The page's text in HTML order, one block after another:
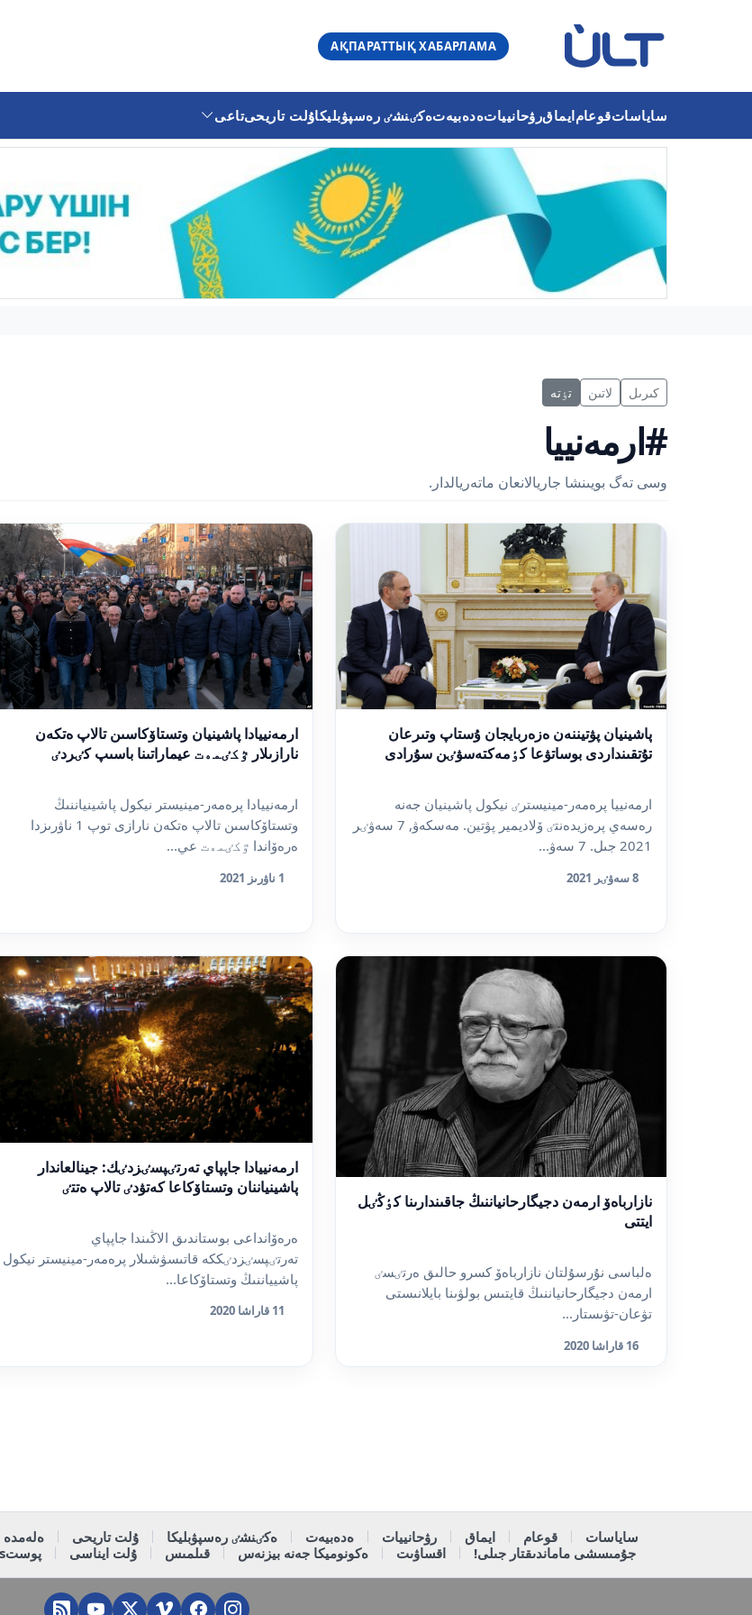
АҚПАРАТТЫҚ ХАБАРЛАМА
ساياساتقوعامايماقرۋحانيياتەدەبيەتەكٸنشٸ رەسپۋبليكاۇلت تاريحىتاعى
كىرىل لاتىن تٶتە
#ارمەنييا
وسى تەگ بويىنشا جاريالانعان ماتەريالدار.
پاشينيان پۋتيننەن ەزەربايجان ۇستاپ وتىرعان
تۇتقىنداردى بوساتۋعا كٶمەكتەسۋٸن سۇرادى
ارمەنييا پرەمەر-مينيسترٸ نيكول پاشينيان جەنە
رەسەي پرەزيدەنتٸ ۆلاديمير پۋتين. مەسكەۋ, 7 سەۋٸر
2021 جىل. 7 سەۋ...
8 سەۋٸر 2021
ارمەنييادا پاشينيان وتستاۆكاسىن تالاپ ەتكەن
نارازىلار ٷكٸمەت عيماراتىنا باسىپ كٸردٸ
ارمەنييادا پرەمەر-مينيستر نيكول پاشينياننىڭ
وتستاۆكاسىن تالاپ ەتكەن نارازى توپ 1 ناۋرىزدا
ەرەۆاندا ٷكٸمەت عي...
1 ناۋرىز 2021
نازارباەۆ ارمەن دجيگارحانياننىڭ جاقىندارىنا كٶڭٸل
ايتتى
ەلباسى نۇرسۇلتان نازارباەۆ كسرو حالىق ەرتٸسٸ
ارمەن دجيگارحانياننىڭ قايتىس بولۋىنا بايلانىستى
تۋعان-تۋىستار...
16 قاراشا 2020
ارمەنييادا جاپپاي تەرتٸپسٸزدٸك: جينالعاندار
پاشينياننان وتستاۆكاعا كەتۋدٸ تالاپ ەتتٸ
ەرەۆانداعى بوستاندىق الاڭىندا جاپپاي
تەرتٸپسٸزدٸككە قاتىسۋشىلار پرەمەر-مينيستر نيكول
پاشيياننىڭ وتستاۆكاعا...
11 قاراشا 2020
ساياسات قوعام ايماق رۋحانييات ەدەبيەت ەكٸنشٸ رەسپۋبليكا ۇلت تاريحى ەلەمدە
جۇمىسشى ماماندىقتار جىلى!
اقساۋىت ەكونوميكا جەنە بيزنەس قىلمىس ۇلت ايناسى پوستtimes